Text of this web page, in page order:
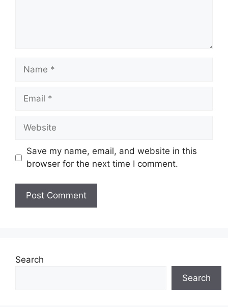
Name
Email
Website
Save my name, email, and website in this
browser for the next time I comment.
Search
Search